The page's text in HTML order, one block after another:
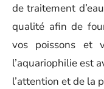
de traitement
qualité afin de
vos poissons et
l’aquariophilie est
l’attention et de la